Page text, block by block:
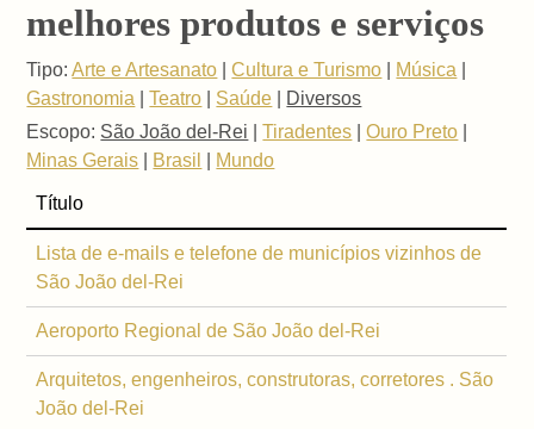
melhores produtos e serviços
Tipo: Arte e Artesanato |Cultura e Turismo Música
Gastronomia |Teatro Saúde
Diversos
Escopo: São João del-Rei |Tiradentes |Ouro Preto
Minas Gerais
Brasil Mundo
Título
Lista de e-mails e telefone de municípios vizinhos de
São João del-Rei
Aeroporto Regional de São João del-Rei
Arquitetos, engenheiros, construtoras, corretores . São
João del-Rei